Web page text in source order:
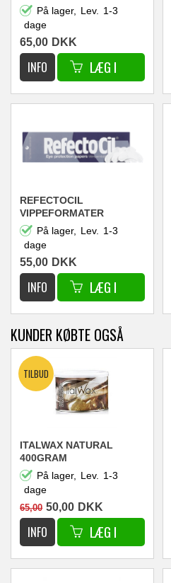
På lager,
Lev.
1-3
dage
65,00 DKK
REFECTOCIL
VIPPEFORMATER
STANDARD
På lager, Lev.
1-3
dage
55,00 DKK
KUNDER KØBTE OGSÅ
ITALWAX NATURAL
400GRAM
På lager,
Lev.
1-3
dage
65,00 50,00 DKK